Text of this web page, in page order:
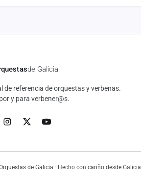
de Galicia
de referencia de orquestas y verbenas.
y para verbener@s.
de Galicia · Hecho con cariño desde Galicia